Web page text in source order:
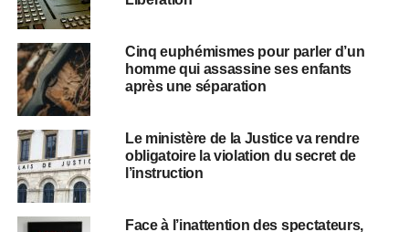
Cinq euphémismes pour parler d’un
homme qui assassine ses enfants
après une séparation
Le ministère de la Justice va rendre
obligatoire la violation du secret de
l’instruction
Face à l’inattention des spectateurs,